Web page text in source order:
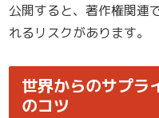
公開すると、著作権関連
れるリスクがあります。
世界からのサプラ
のコツ